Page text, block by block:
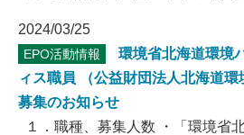
2024/03/25
EPO活動情報
環境省北海道環境
ィス職員 （公益財団法人北海道環
募集のお知らせ
１．職種、募集人数 ・「環境省